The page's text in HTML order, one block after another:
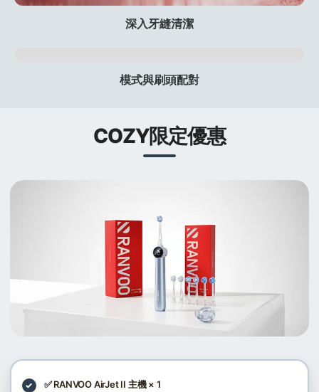
深入牙縫清潔
模式與刷頭配對
COZY限定優惠
✓ ✅ RANVOO AirJet II 主機 × 1